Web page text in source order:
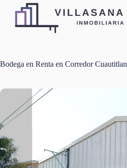
Bodega en Renta en Corredor Cuautitlan